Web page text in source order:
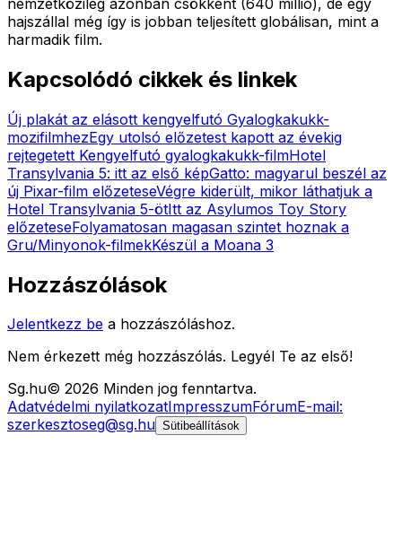
hajszállal még így is jobban teljesített globálisan, mint a
harmadik film.
Kapcsolódó cikkek és linkek
Új plakát az elásott kengyelfutó Gyalogkakukk-
mozifilmhezEgy utolsó előzetest kapott az évekig
rejtegetett Kengyelfutó gyalogkakukk-filmHotel
Transylvania 5: itt az első képGatto: magyarul beszél az
új Pixar-film előzeteseVégre kiderült, mikor láthatjuk a
Hotel Transylvania 5-ötItt az Asylumos Toy Story
előzeteseFolyamatosan magasan szintet hoznak a
Gru/Minyonok-filmekKészül a Moana 3
Hozzászólások
Jelentkezz be a hozzászóláshoz.
Nem érkezett még hozzászólás. Legyél Te az első!
Sg.hu© 2026 Minden jog fenntartva.
Adatvédelmi nyilatkozatImpresszumFórumE-mail:
szerkesztoseg@sg.hu Sütibeállítások